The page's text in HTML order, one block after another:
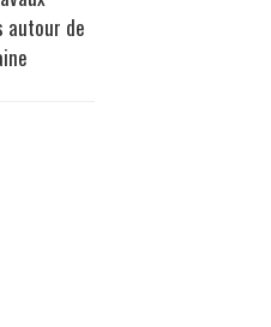
autour de